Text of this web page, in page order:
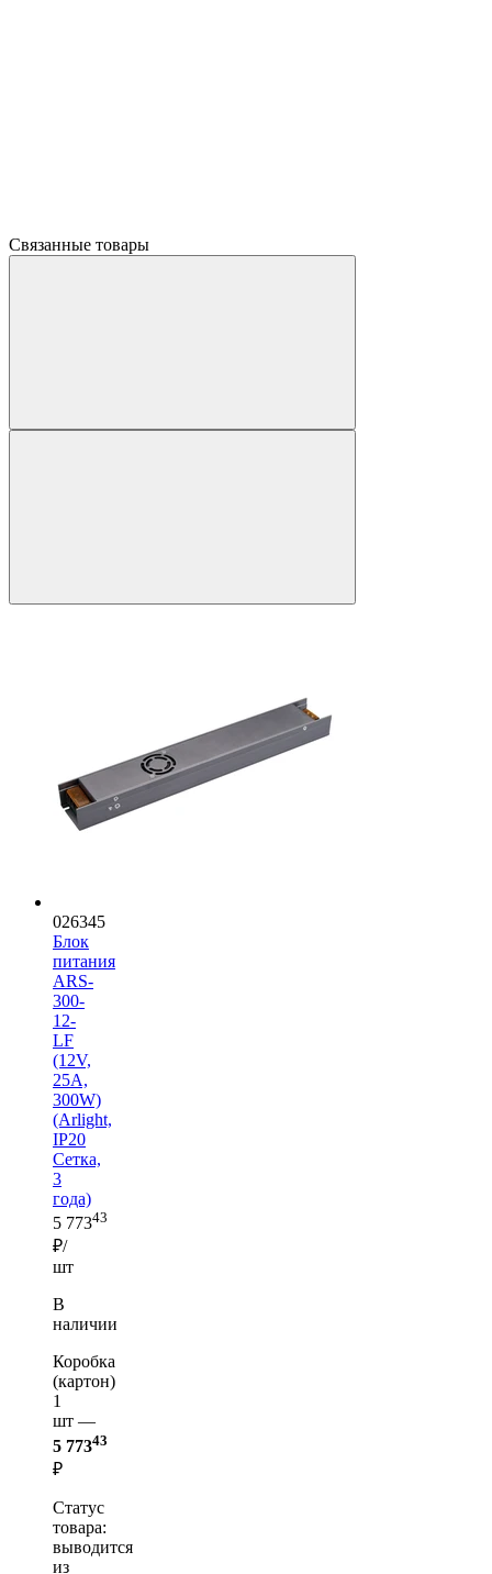
Связанные товары
026345
Блок
питания
ARS-
300-
12-
LF
(12V,
25A,
300W)
(Arlight,
IP20
Сетка,
3
года)
5 77343
₽/
шт
В
наличии
Коробка
(картон)
1
шт —
5 77343
₽
Статус
товара:
выводится
из